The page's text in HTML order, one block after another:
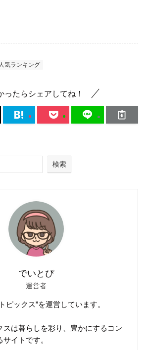
人気ランキング
ったらシェアしてね！
検索
でいとぴ
運営者
ピックス”を運営しています。
スは暮らしを彩り、豊かにするコン
イトです。